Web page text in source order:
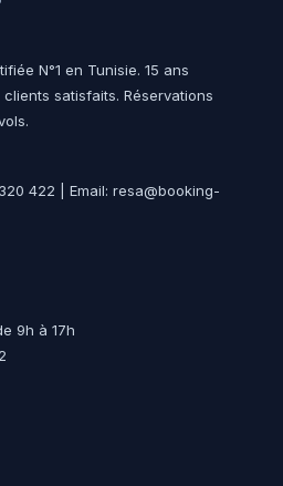
N°1 en Tunisie. 15 ans
satisfaits. Réservations
422 | Email: resa@booking-
9h à 17h